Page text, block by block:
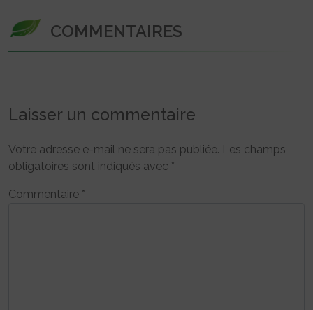
COMMENTAIRES
Laisser un commentaire
Votre adresse e-mail ne sera pas publiée. Les champs
obligatoires sont indiqués avec *
Commentaire *